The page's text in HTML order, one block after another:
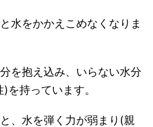
水をかかえこめなくなりま
を抱え込み、いらない水分
を持っています。
、水を弾く力が弱まり(親